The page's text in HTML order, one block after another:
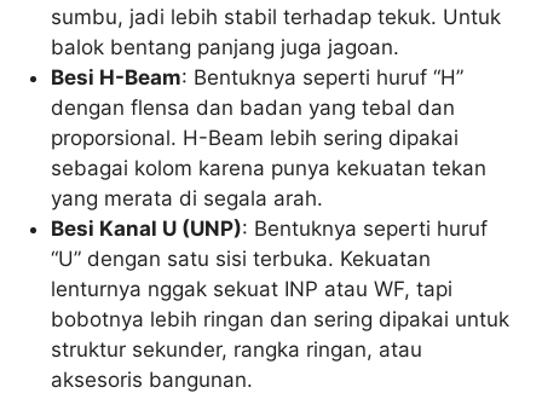
sumbu, jadi lebih stabil terhadap tekuk. Untuk
balok bentang panjang juga jagoan.
Besi H-Beam: Bentuknya seperti huruf “H”
dengan flensa dan badan yang tebal dan
proporsional. H-Beam lebih sering dipakai
sebagai kolom karena punya kekuatan tekan
yang merata di segala arah.
Besi Kanal U (UNP): Bentuknya seperti huruf
“U” dengan satu sisi terbuka. Kekuatan
lenturnya nggak sekuat INP atau WF, tapi
bobotnya lebih ringan dan sering dipakai untuk
struktur sekunder, rangka ringan, atau
aksesoris bangunan.